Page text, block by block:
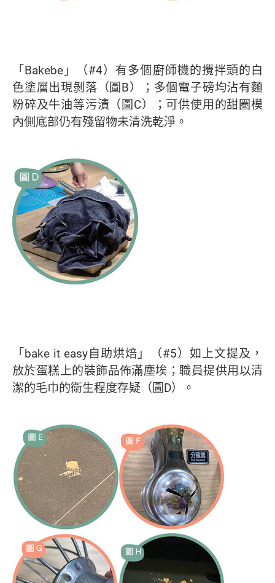
「Bakebe」（#4）有多個廚師機的攪拌頭的白
色塗層出現剝落（圖B）；多個電子磅均沾有麵
粉碎及牛油等污漬（圖C）；可供使用的甜圈模
內側底部仍有殘留物未清洗乾淨。
「bake it easy自助烘焙」（#5）如上文提及，
放於蛋糕上的裝飾品佈滿塵埃；職員提供用以清
潔的毛巾的衛生程度存疑（圖D）。